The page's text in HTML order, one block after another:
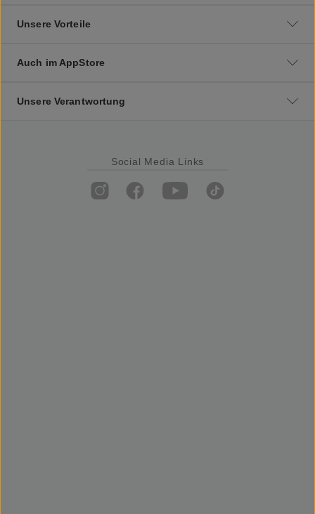
Unsere Vorteile
Auch im AppStore
Unsere Verantwortung
Social Media Links